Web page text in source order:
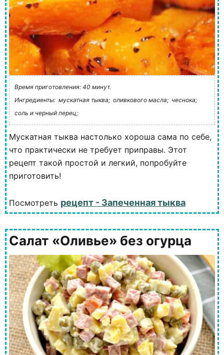
Время приготовления: 40 минут.
Ингредиенты: мускатная тыква; оливкового масла; чеснока;
соль и черный перец;
Мускатная тыква настолько хороша сама по себе,
что практически не требует приправы. Этот
рецепт такой простой и легкий, попробуйте
приготовить!
Посмотреть рецепт - Запеченная тыква
Салат «Оливье» без огурца